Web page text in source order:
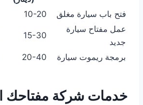
فتح باب سيارة مغلق
10-20
عمل مفتاح سيارة
جديد
15-30
برمجة ريموت سيارة 20-40
خدمات شركة مفتاحك